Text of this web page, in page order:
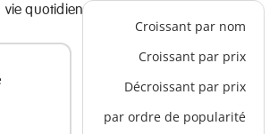
vie quotidienne
Croissant par nom
Croissant par prix
Décroissant par prix
par ordre de popularité
EXCLUSIVITÉ XS
6557 - Aménagement pour
buanderie
CHF 14,90
Au panier